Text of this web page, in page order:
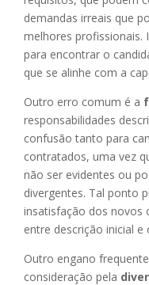
demandas irreais que
melhores profissionais.
para encontrar o
que se alinhe com a
Outro erro comum é a
responsabilidades
confusão tanto para
contratados, uma vez
não ser evidentes ou
divergentes. Tal ponto
insatisfação dos novos
entre descrição inicial e
Outro engano
consideração pela